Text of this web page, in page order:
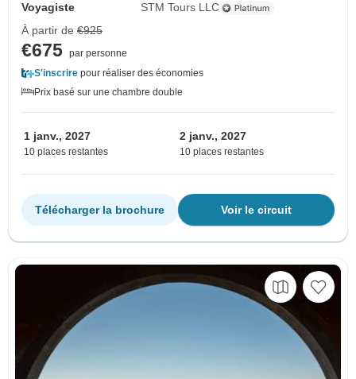
Voyagiste
STM Tours LLC
À partir de €925
€675 par personne
S'inscrire pour réaliser des économies
Prix basé sur une chambre double
1 janv., 2027
10 places restantes
2 janv., 2027
10 places restantes
Voir le circuit
Télécharger la brochure